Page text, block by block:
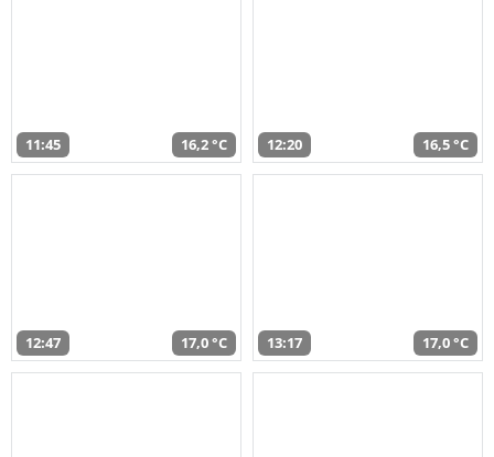
11:45 16,2 °C 12:20 16,5 °C
12:47 17,0 °C 13:17 17,0 °C